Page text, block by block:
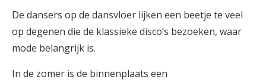
De dansers op de dansvloer lijken een beetje te veel
op degenen die de klassieke disco’s bezoeken, waar
mode belangrijk is.
In de zomer is de binnenplaats een